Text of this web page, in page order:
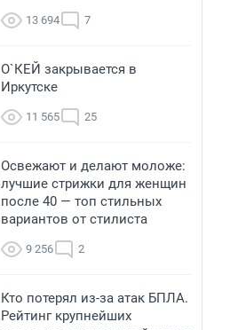
13 694 7
О`КЕЙ закрывается в
Иркутске
11 565 25
Освежают и делают моложе:
лучшие стрижки для женщин
после 40 — топ стильных
вариантов от стилиста
9 256 2
Кто потерял из-за атак БПЛА.
Рейтинг крупнейших